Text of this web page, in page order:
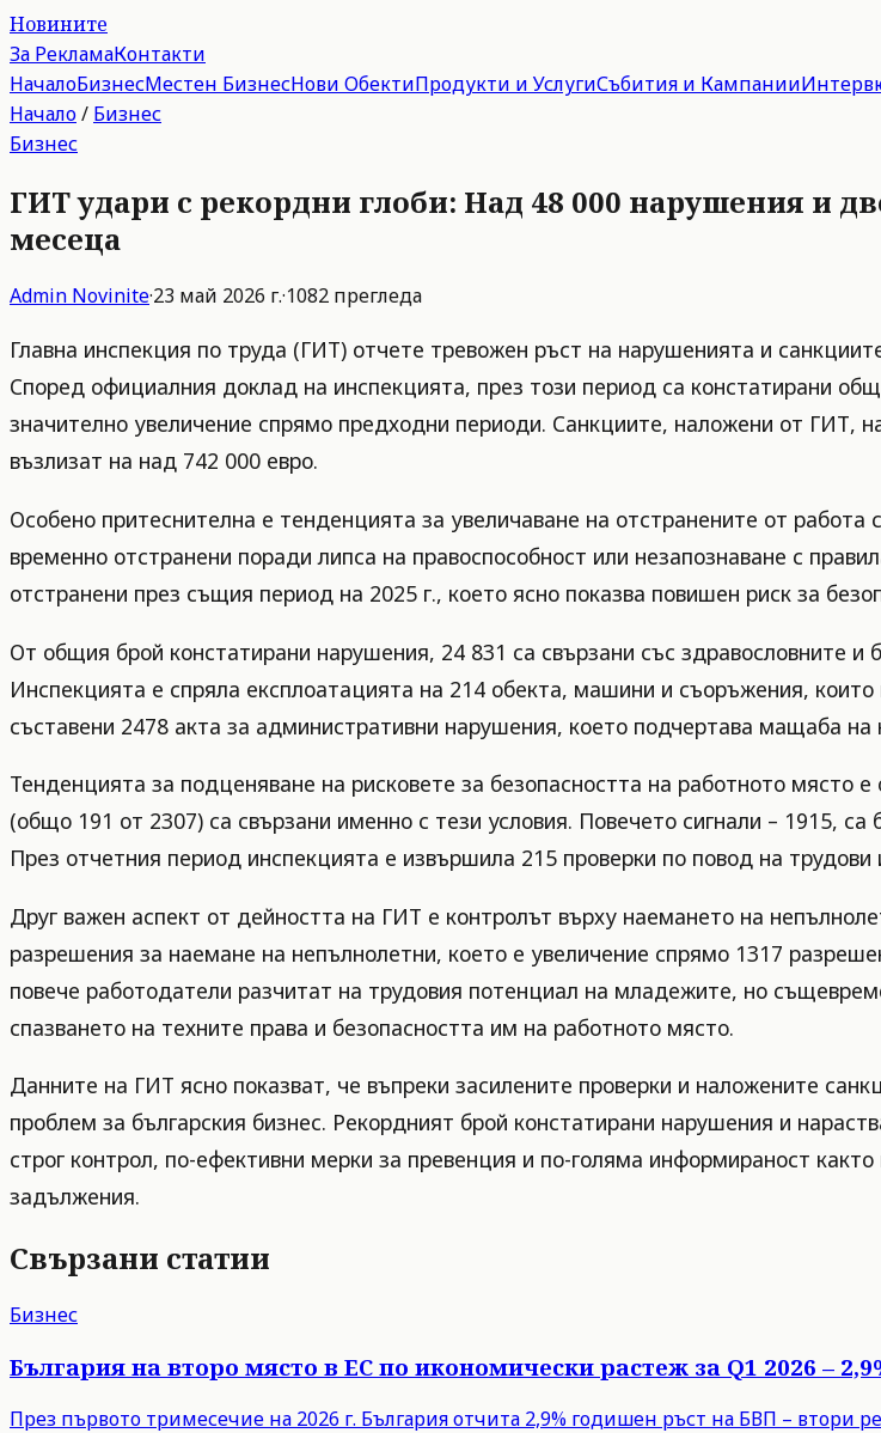
Новините
За РекламаКонтакти
НачалоБизнесМестен БизнесНови ОбектиПродукти и УслугиСъбития и Кампании
Начало/ Бизнес
Бизнес
ГИТ удари с рекордни глоби: Над 48 000 нарушения и
месеца
Admin Novinite·23 май 2026 г.·1082 прегледа
Главна инспекция по труда (ГИТ) отчете тревожен ръст на нарушенията и
Според официалния доклад на инспекцията, през този период са констатирани
значително увеличение спрямо предходни периоди. Санкциите, наложени от ГИТ,
възлизат на над 742 000 евро.
Особено притеснителна е тенденцията за увеличаване на отстранените от
временно отстранени поради липса на правоспособност или незапознаване с
отстранени през същия период на 2025 г., което ясно показва повишен риск за
От общия брой констатирани нарушения, 24 831 са свързани със здравословните и
Инспекцията е спряла експлоатацията на 214 обекта, машини и съоръжения,
съставени 2478 акта за административни нарушения, което подчертава мащаба
Тенденцията за подценяване на рисковете за безопасността на работното място
(общо 191 от 2307) са свързани именно с тези условия. Повечето сигнали – 1915,
През отчетния период инспекцията е извършила 215 проверки по повод на трудови
Друг важен аспект от дейността на ГИТ е контролът върху наемането на
разрешения за наемане на непълнолетни, което е увеличение спрямо 1317
повече работодатели разчитат на трудовия потенциал на младежите, но
спазването на техните права и безопасността им на работното място.
Данните на ГИТ ясно показват, че въпреки засилените проверки и наложените
проблем за българския бизнес. Рекордният брой констатирани нарушения и
строг контрол, по-ефективни мерки за превенция и по-голяма информираност
задължения.
Свързани статии
Бизнес
България на второ място в ЕС по икономически растеж за Q1 2026 –
През първото тримесечие на 2026 г. България отчита 2,9% годишен ръст на БВП – втори